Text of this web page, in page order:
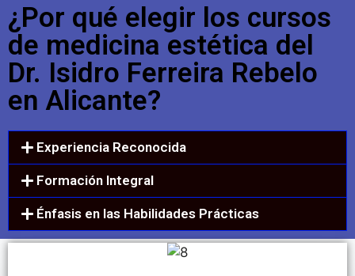
¿Por qué elegir los cursos
de medicina estética del
Dr. Isidro Ferreira Rebelo
en Alicante?
Experiencia Reconocida
Formación Integral
Énfasis en las Habilidades Prácticas